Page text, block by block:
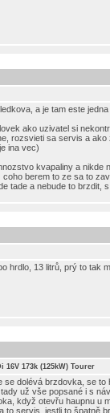
a je tam este
ako uzivatel si
rozsvieti sa servis a
ina vec)
kvapaliny a
berem to ze sa to
tade a nebude to brzdit,
hrdlo, 13 litrů, prý to
16V 173k (125kW) Tourer
se dolévá brzdovka, se
už vše popsané i s
když otevřu haupnu u
to servis, jestli to špatně